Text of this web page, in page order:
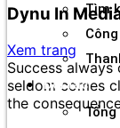
Tìm
Đối tác
Tổng
Dynu In
Xem trang
Success
seldom comes
the